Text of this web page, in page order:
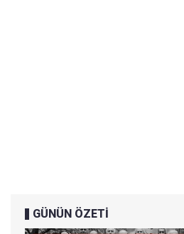
GÜNÜN ÖZETİ